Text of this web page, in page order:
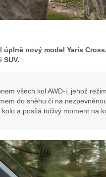
úplně nový model Yaris
SUV.
všech kol AWD-i, jehož
do sněhu či na
a posílá točivý moment na